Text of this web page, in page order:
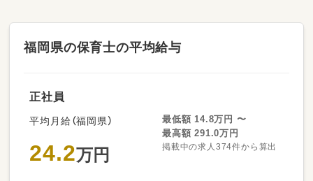
福岡県の保育士の平均給与
正社員
平均月給（福岡県）
24.2万円
最低額 14.8万円 〜
最高額 291.0万円
掲載中の求人374件から算出